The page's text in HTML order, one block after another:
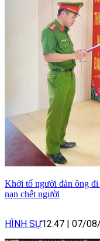
Khởi tố người đàn ông
nạn chết người
HÌNH SỰ12:47 | 07/